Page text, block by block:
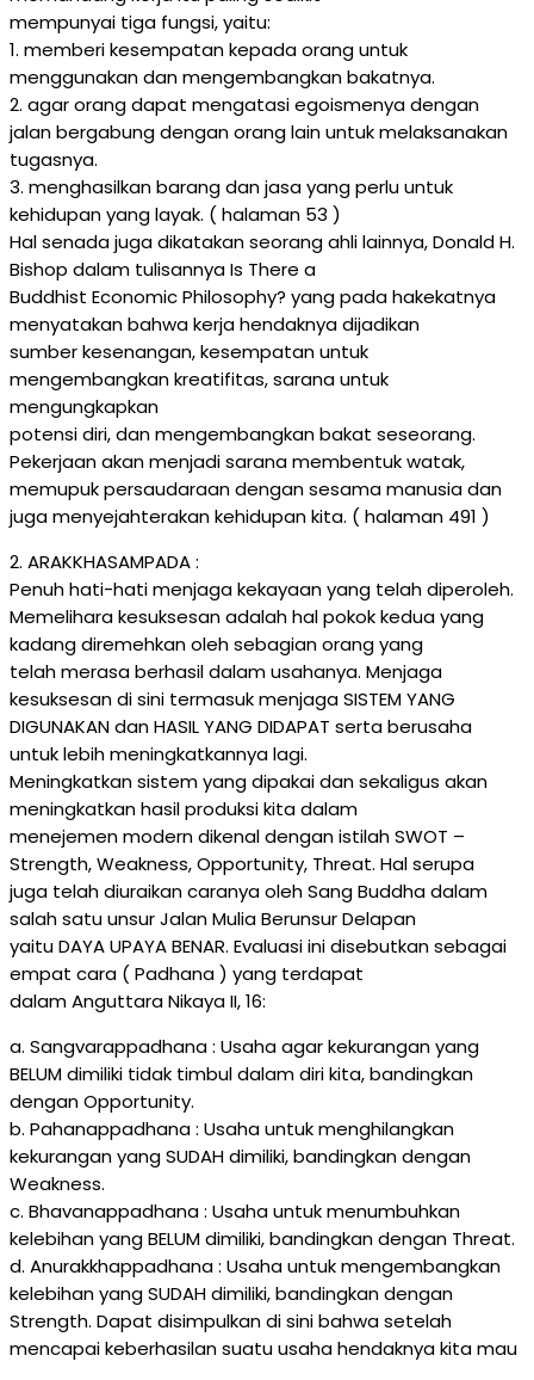
mempunyai tiga fungsi, yaitu:
1. memberi kesempatan kepada orang untuk
menggunakan dan mengembangkan bakatnya.
2. agar orang dapat mengatasi egoismenya dengan
jalan bergabung dengan orang lain untuk melaksanakan
tugasnya.
3. menghasilkan barang dan jasa yang perlu untuk
kehidupan yang layak. ( halaman 53 )
Hal senada juga dikatakan seorang ahli lainnya, Donald H.
Bishop dalam tulisannya Is There a
Buddhist Economic Philosophy? yang pada hakekatnya
menyatakan bahwa kerja hendaknya dijadikan
sumber kesenangan, kesempatan untuk
mengembangkan kreatifitas, sarana untuk
mengungkapkan
potensi diri, dan mengembangkan bakat seseorang.
Pekerjaan akan menjadi sarana membentuk watak,
memupuk persaudaraan dengan sesama manusia dan
juga menyejahterakan kehidupan kita. ( halaman 491 )
2. ARAKKHASAMPADA :
Penuh hati-hati menjaga kekayaan yang telah diperoleh.
Memelihara kesuksesan adalah hal pokok kedua yang
kadang diremehkan oleh sebagian orang yang
telah merasa berhasil dalam usahanya. Menjaga
kesuksesan di sini termasuk menjaga SISTEM YANG
DIGUNAKAN dan HASIL YANG DIDAPAT serta berusaha
untuk lebih meningkatkannya lagi.
Meningkatkan sistem yang dipakai dan sekaligus akan
meningkatkan hasil produksi kita dalam
menejemen modern dikenal dengan istilah SWOT –
Strength, Weakness, Opportunity, Threat. Hal serupa
juga telah diuraikan caranya oleh Sang Buddha dalam
salah satu unsur Jalan Mulia Berunsur Delapan
yaitu DAYA UPAYA BENAR. Evaluasi ini disebutkan sebagai
empat cara ( Padhana ) yang terdapat
dalam Anguttara Nikaya II, 16:
a. Sangvarappadhana : Usaha agar kekurangan yang
BELUM dimiliki tidak timbul dalam diri kita, bandingkan
dengan Opportunity.
b. Pahanappadhana : Usaha untuk menghilangkan
kekurangan yang SUDAH dimiliki, bandingkan dengan
Weakness.
c. Bhavanappadhana : Usaha untuk menumbuhkan
kelebihan yang BELUM dimiliki, bandingkan dengan Threat.
d. Anurakkhappadhana : Usaha untuk mengembangkan
kelebihan yang SUDAH dimiliki, bandingkan dengan
Strength. Dapat disimpulkan di sini bahwa setelah
mencapai keberhasilan suatu usaha hendaknya kita mau